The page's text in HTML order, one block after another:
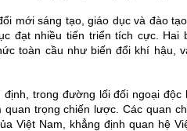
mới sáng tạo, giáo dục và đào
đạt nhiều tiến triển tích cực. Hai
toàn cầu như biến đổi khí hậu,
trong đường lối đối ngoại
trọng chiến lược. Các quan
Việt Nam, khẳng định quan hệ